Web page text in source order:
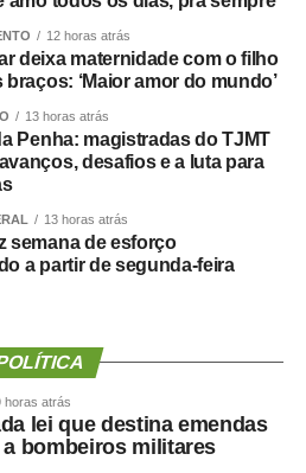
autorizada mediante
LinkedIn
Share
12 horas atrás
deixa maternidade com o filho
‘Maior amor do mundo’
13 horas atrás
Penha: magistradas do TJMT
desafios e a luta para
13 horas atrás
semana de esforço
a partir de segunda-feira
horas atrás
lei que destina emendas
a bombeiros militares